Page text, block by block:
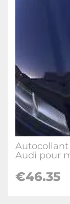
Audi pour
€46.35